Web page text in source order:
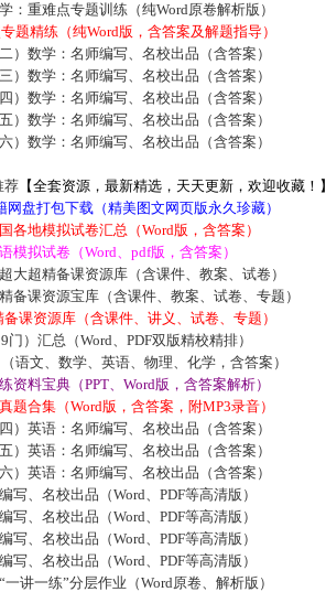
：重难点专题训练（纯Word原卷解析版）
题精练（纯Word版，含答案及解题指导）
）数学：名师编写、名校出品（含答案）
）数学：名师编写、名校出品（含答案）
）数学：名师编写、名校出品（含答案）
）数学：名师编写、名校出品（含答案）
）数学：名师编写、名校出品（含答案）
荐【全套资源，最新精选，天天更新，欢迎收藏！】
盘打包下载（精美图文网页版永久珍藏）
各地模拟试卷汇总（Word版，含答案）
模拟试卷（Word、pdf版，含答案）
大超精备课资源库（含课件、教案、试卷）
备课资源宝库（含课件、教案、试卷、专题）
课资源库（含课件、讲义、试卷、专题）
）汇总（Word、PDF双版精校精排）
语文、数学、英语、物理、化学，含答案）
资料宝典（PPT、Word版，含答案解析）
题合集（Word版，含答案，附MP3录音）
）英语：名师编写、名校出品（含答案）
）英语：名师编写、名校出品（含答案）
）英语：名师编写、名校出品（含答案）
写、名校出品（Word、PDF等高清版）
写、名校出品（Word、PDF等高清版）
写、名校出品（Word、PDF等高清版）
写、名校出品（Word、PDF等高清版）
讲一练”分层作业（Word原卷、解析版）